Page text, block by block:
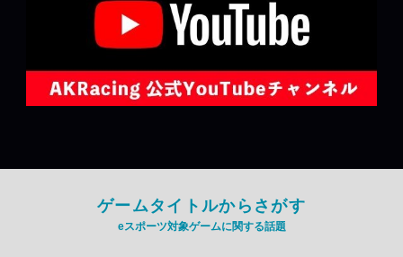
ゲームタイトルからさがす
eスポーツ対象ゲームに関する話題